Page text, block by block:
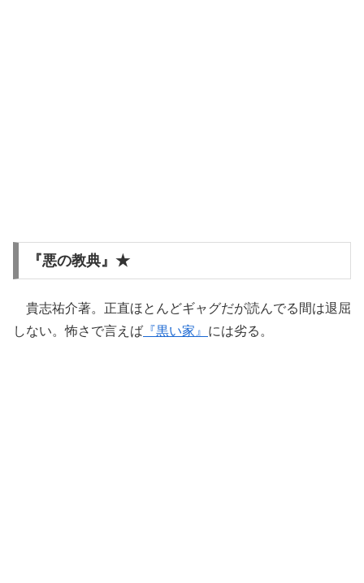
『悪の教典』★
貴志祐介著。正直ほとんどギャグだが読んでる間は退屈
しない。怖さで言えば 『黒い家』 には劣る。